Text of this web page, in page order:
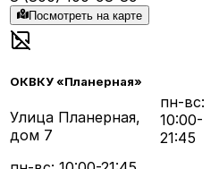
Посмотреть на карте
ОКВКУ «Планерная»
Улица Планерная,
дом 7
пн-вс:
10:00-
21:45